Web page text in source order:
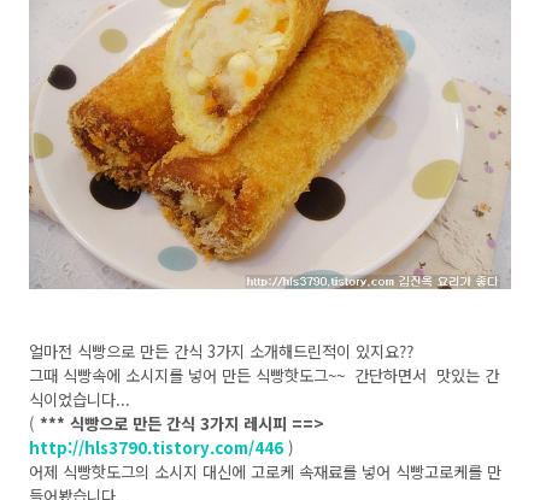
얼마전 식빵으로 만든 간식 3가지 소개해드린적이 있지요??
그때 식빵속에 소시지를 넣어 만든 식빵핫도그~~ 간단하면서 맛있는 간
식이었습니다...
( *** 식빵으로 만든 간식 3가지 레시피 ==>
http://hls3790.tistory.com/446 )
어제 식빵핫도그의 소시지 대신에 고로케 속재료를 넣어 식빵고로케를 만